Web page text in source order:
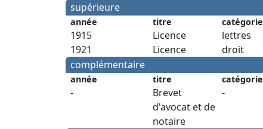
supérieure
année titre catégorie
1915 Licence lettres
1921
Licence droit
complémentaire
année titre catégorie
-
Brevet
d'avocat et de
notaire
-